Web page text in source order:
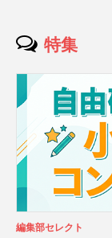
特集
編集部セレクト